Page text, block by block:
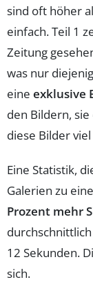
sind oft höher
einfach. Teil 1
Zeitung
was nur
eine exklusive
den Bildern,
diese Bilder
Eine Statistik,
Galerien zu
Prozent mehr
12 Sekunden.
sich.